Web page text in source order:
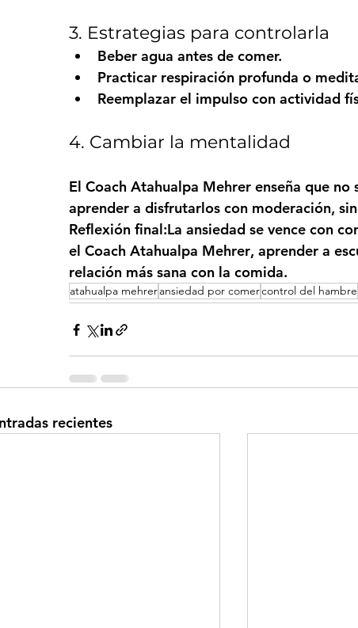
3. Estrategias para controlarla
Beber agua antes de comer.
Practicar respiración profunda o
Reemplazar el impulso con actividad
4. Cambiar la mentalidad
El Coach Atahualpa Mehrer enseña que
aprender a disfrutarlos con moderación,
Reflexión final:La ansiedad se vence con
el Coach Atahualpa Mehrer, aprender a
relación más sana con la comida.
atahualpa mehreransiedad por comercontrol del hambre
recientes